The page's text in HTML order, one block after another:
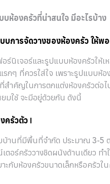
บห้องครัวที่น่าสนใจ มีอะไรบ้าง
บการจัดวางของห้องครัว ให้พ
อร์นิเจอร์และรูปแบบห้องครัวให้
กๆ ที่ควรใส่ใจ เพราะรูปแบบห้อ
ำคัญในการตกแต่งห้องครัวต่อไ
ใช้ จะมีอยู่ด้วยกัน ดังนี้
รัวตัว I
บ้านที่มีพื้นที่จำกัด ประมาณ 3-5 ต
ตอร์ครัววางชิดผนังด้านเดียว ทำ
าะกับห้องครัวขนาดเล็กหรือครัว